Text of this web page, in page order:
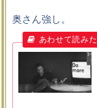
奥さん強し。